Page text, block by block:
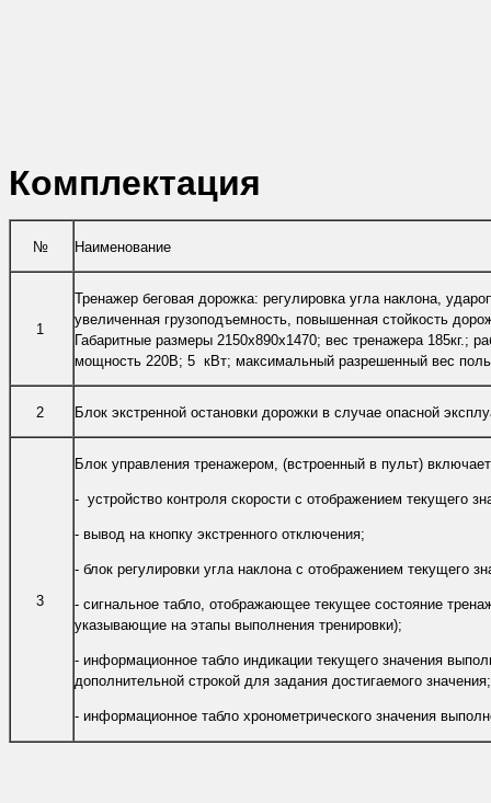
Комплектация
№ Наименование
1
Тренажер беговая дорожка: регулировка угла наклона,
увеличенная грузоподъемность, повышенная стойкость
Габаритные размеры 2150х890х1470; вес тренажера 185кг.;
мощность 220В; 5 кВт; максимальный разрешенный вес
2 Блок экстренной остановки дорожки в случае опасной
3
Блок управления тренажером, (встроенный в пульт)
- устройство контроля скорости с отображением текущего
- вывод на кнопку экстренного отключения;
- блок регулировки угла наклона с отображением текущего
- сигнальное табло, отображающее текущее состояние
указывающие на этапы выполнения тренировки);
- информационное табло индикации текущего значения
дополнительной строкой для задания достигаемого значения;
- информационное табло хронометрического значения